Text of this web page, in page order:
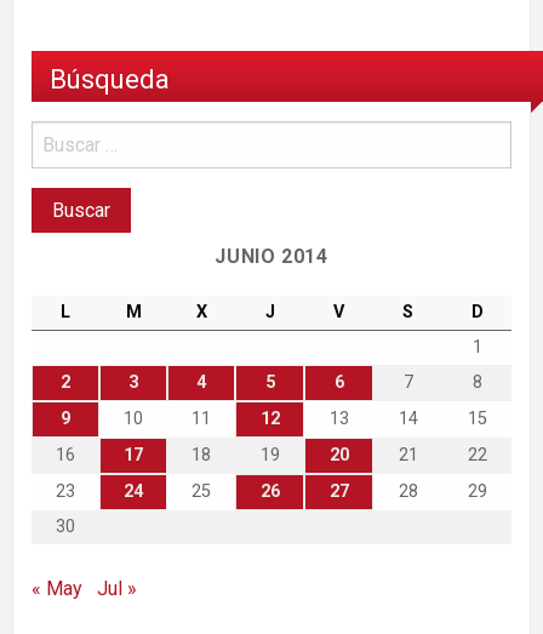
Búsqueda
JUNIO 2014
L M X J V S
D
1
2
3 4 5 6 7
8
9
10 11 12 13 14
15
16
17 18 19 20 21
22
23
24 25 26 27 28
29
30
« May Jul »